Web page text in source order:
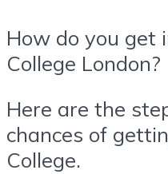
How do you get
College London?
Here are the
chances of
College.